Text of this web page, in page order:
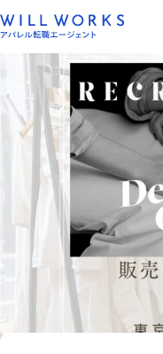
ン
ツ